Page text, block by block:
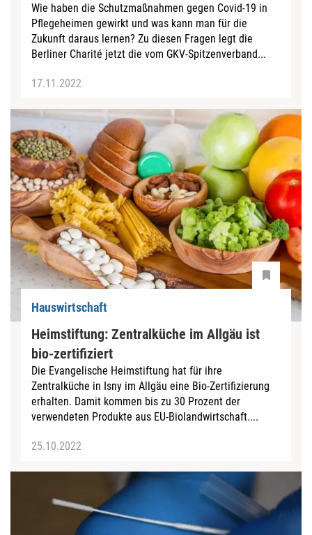
Wie haben die Schutzmaßnahmen gegen Covid-19 in
Pflegeheimen gewirkt und was kann man für die
Zukunft daraus lernen? Zu diesen Fragen legt die
Berliner Charité jetzt die vom GKV-Spitzenverband...
17.11.2022
Hauswirtschaft
Heimstiftung: Zentralküche im Allgäu ist
bio-zertifiziert
Die Evangelische Heimstiftung hat für ihre
Zentralküche in Isny im Allgäu eine Bio-Zertifizierung
erhalten. Damit kommen bis zu 30 Prozent der
verwendeten Produkte aus EU-Biolandwirtschaft....
25.10.2022